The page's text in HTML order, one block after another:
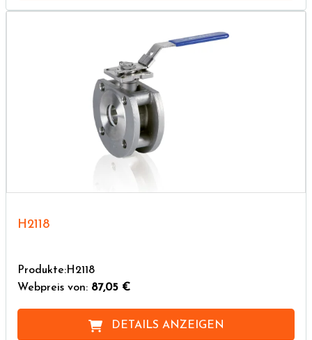
H2118
Produkte:H2118
Webpreis von: 87,05 €
DETAILS ANZEIGEN